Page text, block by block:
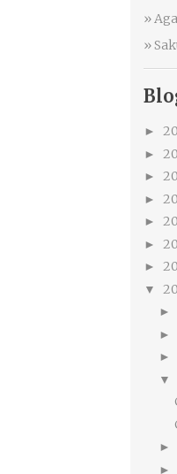
»
»
►
►
►
►
►
►
►
▼
►
►
►
▼
►
►